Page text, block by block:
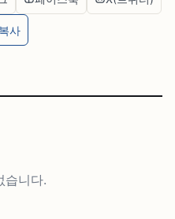
사
습니다.